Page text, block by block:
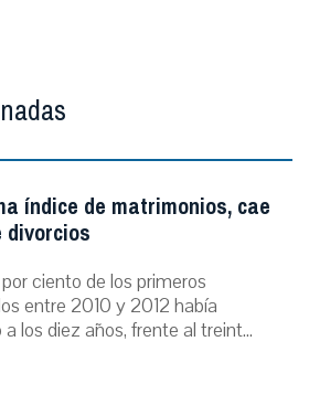
índice de matrimonios, cae
ciento de los primeros
entre 2010 y 2012 había
los diez años, frente al treint...